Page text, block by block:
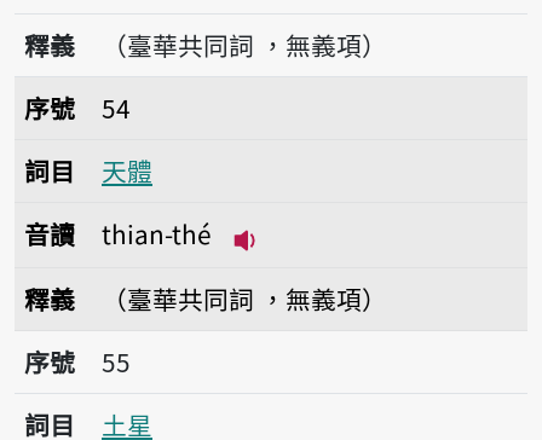
播放音讀sing-tsō
釋義
（臺華共同詞 ，無義項）
序號54天體
序號
54
詞目
天體
音讀
thian-thé
釋義
（臺華共同詞 ，無義項）
序號55土星
序號
55
詞目
土星